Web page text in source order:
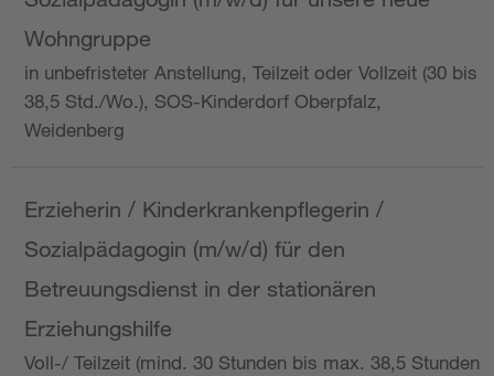
Wohngruppe
in unbefristeter Anstellung, Teilzeit oder Vollzeit (30 bis
38,5 Std./Wo.), SOS-Kinderdorf Oberpfalz,
Weidenberg
Erzieherin / Kinderkrankenpflegerin /
Sozialpädagogin (m/w/d) für den
Betreuungsdienst in der stationären
Erziehungshilfe
Voll-/ Teilzeit (mind. 30 Stunden bis max. 38,5 Stunden